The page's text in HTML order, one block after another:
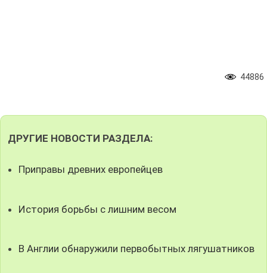
44886
ДРУГИЕ НОВОСТИ РАЗДЕЛА:
Приправы древних европейцев
История борьбы с лишним весом
В Англии обнаружили первобытных лягушатников